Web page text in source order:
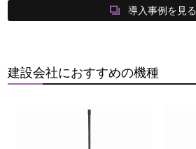
導入事例を見る
建設会社におすすめの機種